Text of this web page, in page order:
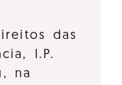
das
I.P.
na